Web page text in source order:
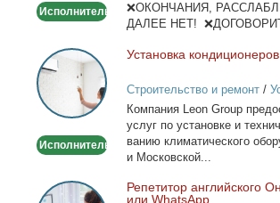
Исполнитель
❌ОКОНЧАНИЯ,
ДАЛЕЕ НЕТ!
Установка
кондиционеров
в
Москве
Исполнитель
Уста­нов­ка
Строительство и ремонт/
кондиционеров
Ком­па­ния Leon Group
услуг по уста­нов­ке и
ва­нию кли­ма­ти­че­ско­го
и Мос­ков­ской...
Репетитор
Ре­пе­ти­тор ан­глий­ско­го
или WhatsApp